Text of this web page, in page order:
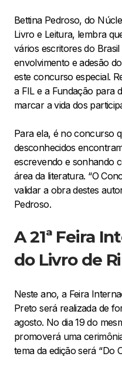
Bettina Pedroso, do
Livro e Leitura, lembra
vários escritores do
envolvimento e adesão
este concurso especial.
a FIL e a Fundação para
marcar a vida dos
Para ela, é no concurso
desconhecidos
escrevendo e sonhando
área da literatura. “O
validar a obra destes
Pedroso.
A 21ª Feira
do Livro de
Neste ano, a Feira
Preto será realizada de
agosto. No dia 19 do
promoverá uma
tema da edição será “Do